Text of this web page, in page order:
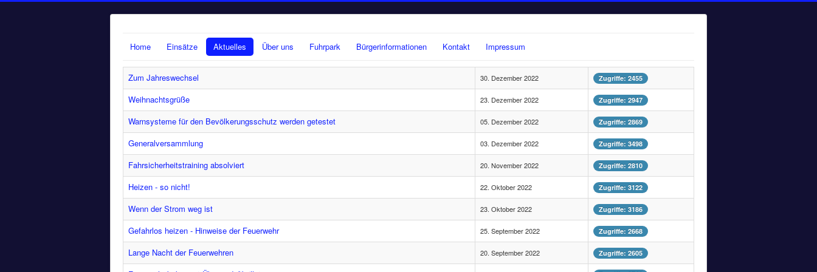
Home Einsätze Aktuelles Über uns Fuhrpark Bürgerinformationen Kontakt Impressum
Zum Jahreswechsel 30. Dezember 2022 Zugriffe: 2455
Weihnachtsgrüße 23. Dezember 2022 Zugriffe: 2947
Warnsysteme für den Bevölkerungsschutz werden getestet 05. Dezember 2022 Zugriffe: 2869
Generalversammlung 03. Dezember 2022 Zugriffe: 3498
Fahrsicherheitstraining absolviert 20. November 2022 Zugriffe: 2810
Heizen - so nicht! 22. Oktober 2022 Zugriffe: 3122
Wenn der Strom weg ist 23. Oktober 2022 Zugriffe: 3186
Gefahrlos heizen - Hinweise der Feuerwehr 25. September 2022 Zugriffe: 2668
Lange Nacht der Feuerwehren 20. September 2022 Zugriffe: 2605